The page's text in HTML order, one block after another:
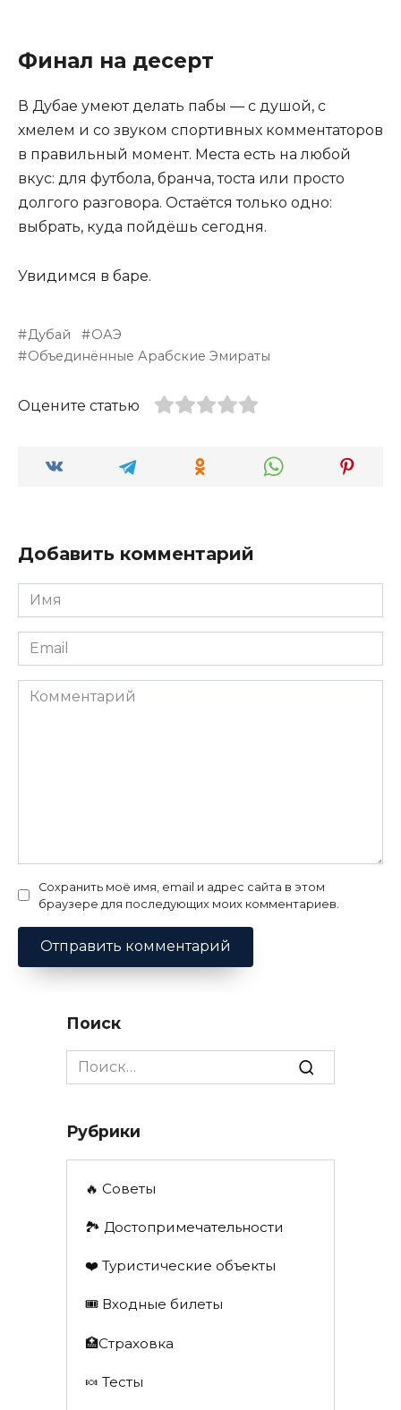
Финал на десерт
В Дубае умеют делать пабы — с душой, с
хмелем и со звуком спортивных комментаторов
в правильный момент. Места есть на любой
вкус: для футбола, бранча, тоста или просто
долгого разговора. Остаётся только одно:
выбрать, куда пойдёшь сегодня.
Увидимся в баре.
Дубай
ОАЭ
Объединённые Арабские Эмираты
Оцените статью
Добавить комментарий
Имя
*
Email
*
Комментарий
Сохранить моё имя, email и адрес сайта в этом
браузере для последующих моих комментариев.
Поиск
Search
for:
Рубрики
🔥 Советы
🏞️ Достопримечательности
❤️ Туристические объекты
🎟️ Входные билеты
🏥Страховка
🍬 Тесты